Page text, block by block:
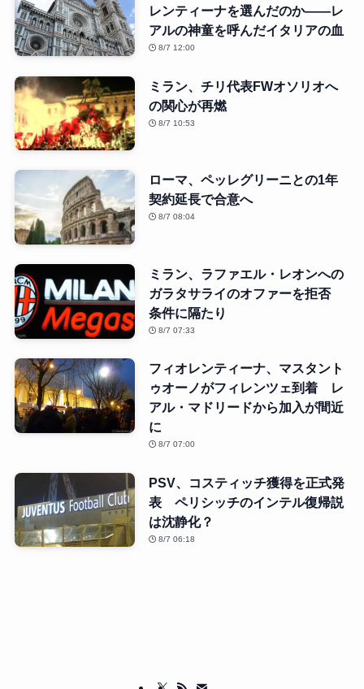
レンティーナを選んだのか――レ
アルの神童を呼んだイタリアの血
8/7 12:00
ミラン、チリ代表FWオソリオへ
の関心が再燃
8/7 10:53
ローマ、ペッレグリーニとの1年
契約延長で合意へ
8/7 08:04
ミラン、ラファエル・レオンへの
ガラタサライのオファーを拒否
条件に隔たり
8/7 07:33
フィオレンティーナ、マスタント
ゥオーノがフィレンツェ到着 レ
アル・マドリードから加入が間近
に
8/7 07:00
PSV、コスティッチ獲得を正式発
表 ペリシッチのインテル復帰説
は沈静化？
8/7 06:18